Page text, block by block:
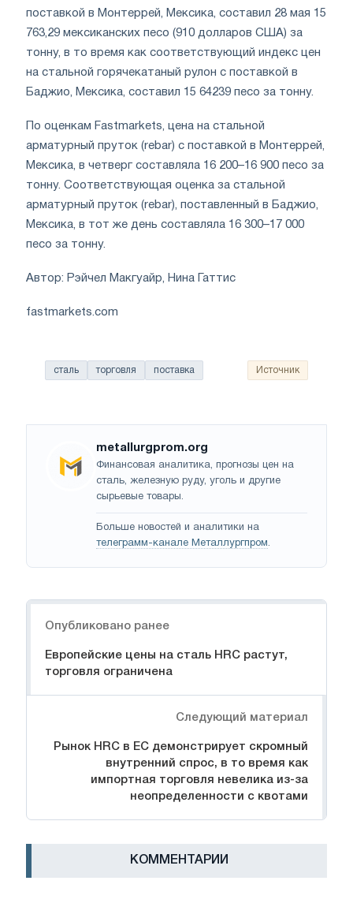
поставкой в Монтеррей, Мексика, составил 28 мая 15
763,29 мексиканских песо (910 долларов США) за
тонну, в то время как соответствующий индекс цен
на стальной горячекатаный рулон с поставкой в
Баджио, Мексика, составил 15 64239 песо за тонну.
По оценкам Fastmarkets, цена на стальной
арматурный пруток (rebar) с поставкой в Монтеррей,
Мексика, в четверг составляла 16 200–16 900 песо за
тонну. Соответствующая оценка за стальной
арматурный пруток (rebar), поставленный в Баджио,
Мексика, в тот же день составляла 16 300–17 000
песо за тонну.
Автор: Рэйчел Макгуайр, Нина Гаттис
fastmarkets.com
сталь торговля поставка Источник
metallurgprom.org
Финансовая аналитика, прогнозы цен на
сталь, железную руду, уголь и другие
сырьевые товары.
Больше новостей и аналитики на
телеграмм-канале Металлургпром.
Опубликовано ранее
Европейские цены на сталь HRC растут,
торговля ограничена
Следующий материал
Рынок HRC в ЕС демонстрирует скромный
внутренний спрос, в то время как
импортная торговля невелика из-за
неопределенности с квотами
КОММЕНТАРИИ